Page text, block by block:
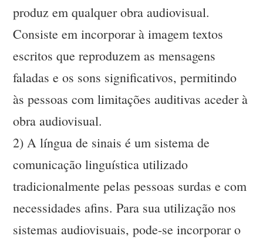
produz em qualquer obra audiovisual.
Consiste em incorporar à imagem textos
escritos que reproduzem as mensagens
faladas e os sons significativos, permitindo
às pessoas com limitações auditivas aceder à
obra audiovisual.
2) A língua de sinais é um sistema de
comunicação linguística utilizado
tradicionalmente pelas pessoas surdas e com
necessidades afins. Para sua utilização nos
sistemas audiovisuais, pode-se incorporar o